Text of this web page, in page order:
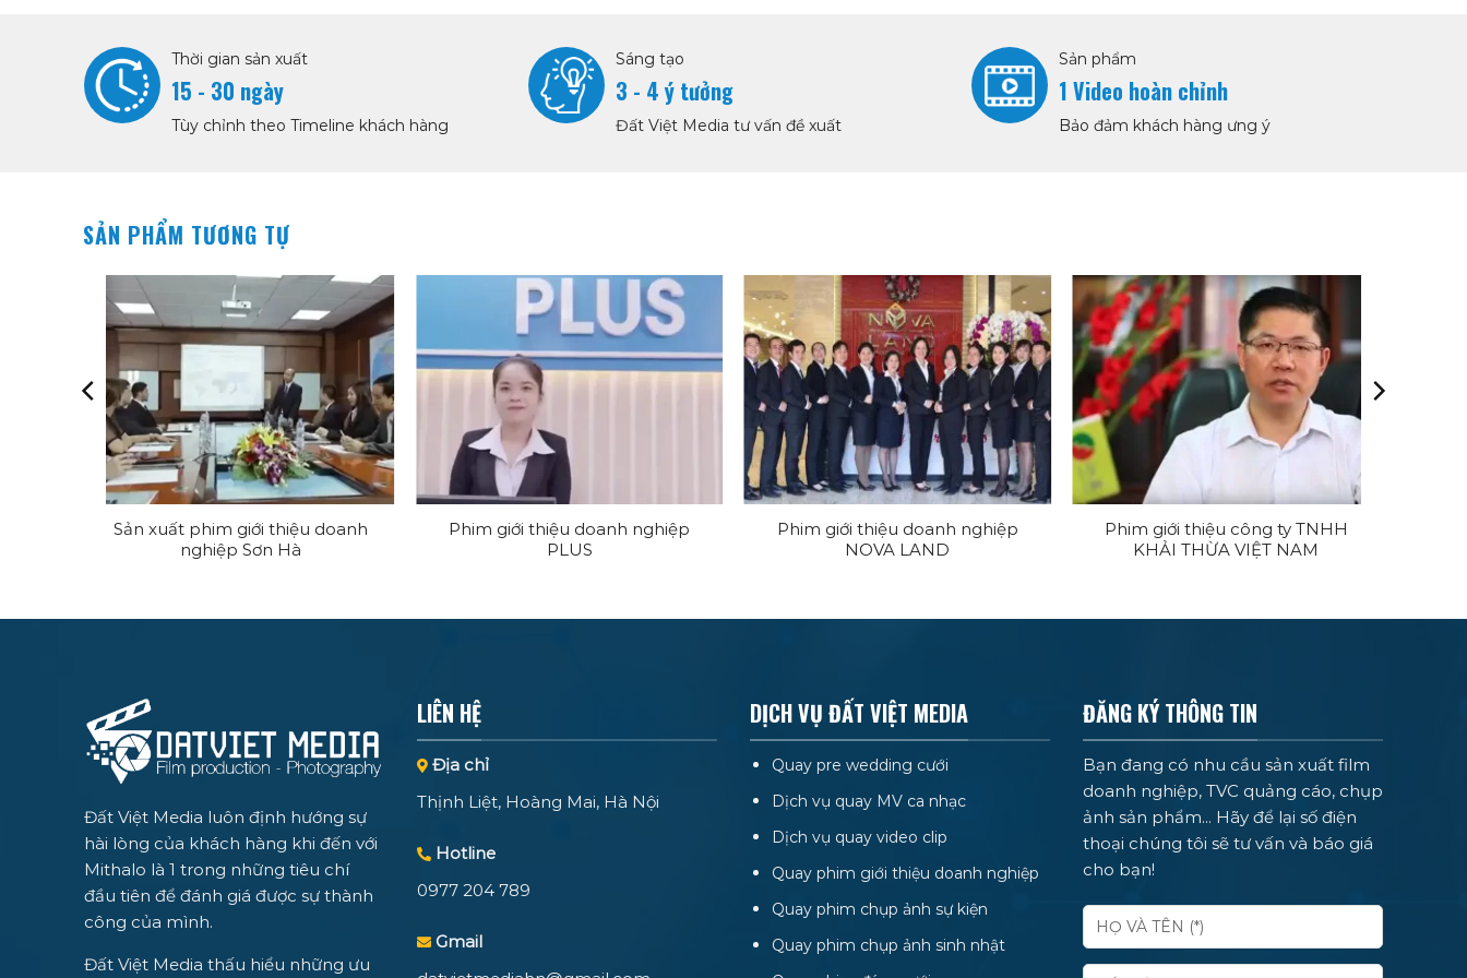
Thời gian sản xuất
15 - 30 ngày
Tùy chỉnh theo Timeline khách hàng
Sáng tạo
3 - 4 ý tưởng
Đất Việt Media tư vấn đề xuất
Sản phẩm
1 Video hoàn chỉnh
Bảo đảm khách hàng ưng ý
SẢN PHẨM TƯƠNG TỰ
Sản xuất phim giới thiệu doanh
nghiệp Sơn Hà
Phim giới thiệu doanh nghiệp
PLUS
Phim giới thiệu doanh nghiệp
NOVA LAND
Phim giới thiệu công ty TNHH
KHẢI THỪA VIỆT NAM
Đất Việt Media luôn định hướng sự
hài lòng của khách hàng khi đến với
Mithalo là 1 trong những tiêu chí
đầu tiên để đánh giá được sự thành
công của mình.
Đất Việt Media thấu hiểu những ưu
LIÊN HỆ
Địa chỉ
Thịnh Liệt, Hoàng Mai, Hà Nội
Hotline
0977 204 789
Gmail
DỊCH VỤ ĐẤT VIỆT MEDIA
Quay pre wedding cưới
Dịch vụ quay MV ca nhạc
Dịch vụ quay video clip
Quay phim giới thiệu doanh nghiệp
Quay phim chụp ảnh sự kiện
Quay phim chụp ảnh sinh nhật
ĐĂNG KÝ THÔNG TIN
Bạn đang có nhu cầu sản xuất film
doanh nghiệp, TVC quảng cáo, chụp
ảnh sản phẩm... Hãy để lại số điện
thoại chúng tôi sẽ tư vấn và báo giá
cho bạn!